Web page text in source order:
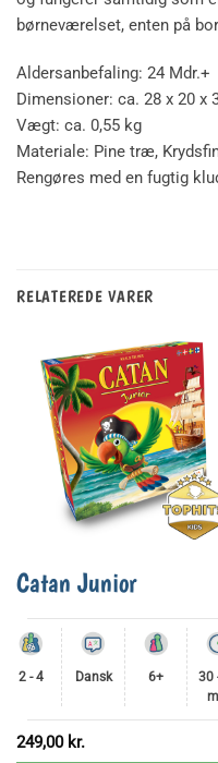
børneværelset, enten på
Aldersanbefaling: 24 Mdr.+
Dimensioner: ca. 28 x 20 x
Vægt: ca. 0,55 kg
Materiale: Pine træ,
Rengøres med en fugtig
RELATEREDE VARER
Catan Junior
2 - 4 Dansk 6+
30
249,00 kr.